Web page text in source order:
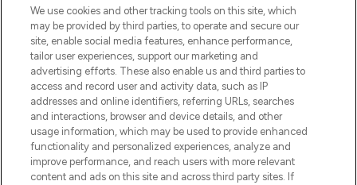
proposant les meilleurs produits de soins
de la peau, des cheveux et de maquillage
de plus de 200 marques prestigieuses.
Faites vos achats en ligne ou via
l’application, avec la livraison offerte dès
55€ d'achat.
Consentement aux cookies
Do Not Sell or Share My Personal
Information
We use cookies and other tracking tools on this site, which
may be provided by third parties, to operate and secure our
site, enable social media features, enhance performance,
tailor user experiences, support our marketing and
advertising efforts. These also enable us and third parties to
access and record user and activity data, such as IP
addresses and online identifiers, referring URLs, searches
and interactions, browser and device details, and other
usage information, which may be used to provide enhanced
functionality and personalized experiences, analyze and
improve performance, and reach users with more relevant
content and ads on this site and across third party sites. If